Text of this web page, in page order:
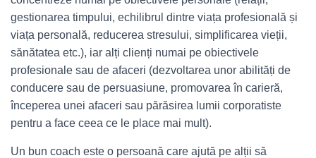
gestionarea timpului, echilibrul dintre viața profesională și
viața personală, reducerea stresului, simplificarea vieții,
sănătatea etc.), iar alți clienți numai pe obiectivele
profesionale sau de afaceri (dezvoltarea unor abilități de
conducere sau de persuasiune, promovarea în carieră,
începerea unei afaceri sau părăsirea lumii corporatiste
pentru a face ceea ce le place mai mult).
Un bun coach este o persoană care ajută pe alții să